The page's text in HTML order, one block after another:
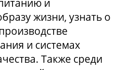
и
жизни, узнать о
и системах
Также среди